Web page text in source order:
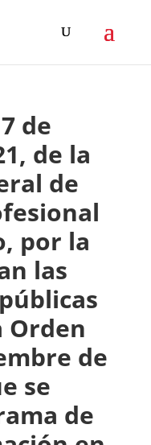
de
de la
de
por la
las
Orden
de
se
de